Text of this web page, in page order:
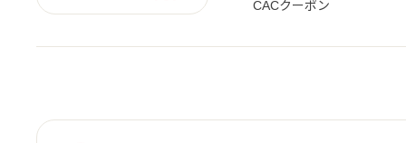
CACクーポン